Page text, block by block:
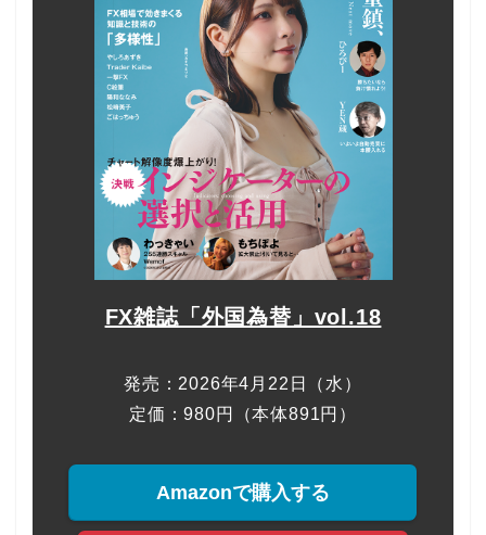
FX雑誌「外国為替」vol.18
発売：2026年4月22日（水）
定価：980円（本体891円）
Amazonで購入する